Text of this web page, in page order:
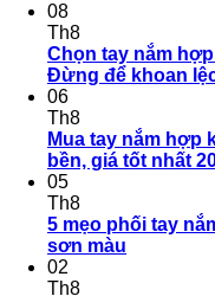
08
Th8
Chọn tay nắm
Đừng để khoan
06
Th8
Mua tay nắm hợp
bền, giá tốt nhất
05
Th8
5 mẹo phối tay
sơn màu
02
Th8